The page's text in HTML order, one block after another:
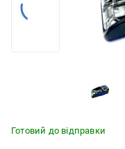
Готовий до відправки